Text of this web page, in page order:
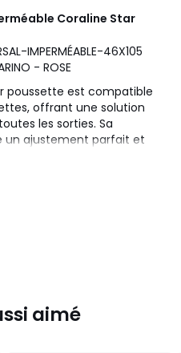
Coraline Star
IMPERMÉABLE-46X105
- ROSE
poussette est compatible
offrant une solution
les sorties. Sa
un ajustement parfait et
parents une option
à l'aise et protégé pendant
aimé